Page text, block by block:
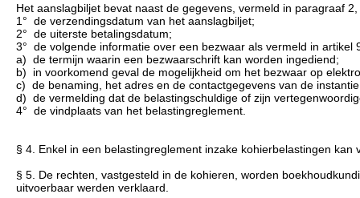
Het aanslagbiljet bevat naast de gegevens, vermeld in paragraaf
1° de verzendingsdatum van het aanslagbiljet;
2° de uiterste betalingsdatum;
3° de volgende informatie over een bezwaar als vermeld in artikel
a) de termijn waarin een bezwaarschrift kan worden ingediend;
b) in voorkomend geval de mogelijkheid om het bezwaar op
c) de benaming, het adres en de contactgegevens van de
d) de vermelding dat de belastingschuldige of zijn
4° de vindplaats van het belastingreglement.
§ 4. Enkel in een belastingreglement inzake kohierbelastingen
§ 5. De rechten, vastgesteld in de kohieren, worden
uitvoerbaar werden verklaard.